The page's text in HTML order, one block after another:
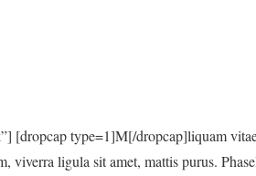
[dropcap type=1]M[/dropcap]liquam
viverra ligula sit amet, mattis purus.